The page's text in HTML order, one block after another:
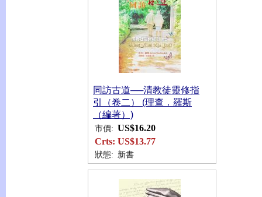
同訪古道──清教徒靈修指
引（卷二） (理查．羅斯
（編著）)
市價: US$16.20
Crts: US$13.77
狀態: 新書